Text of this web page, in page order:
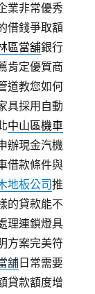
業非常優秀
借錢爭取額
區當舖銀行
肯定優質商
道教您如何
具採用自動
中山區機車
辦現金汽機
借款條件與
地板公司推
的貸款能不
理連鎖燈具
方案完美符
舖 日常需要
貸款額度增